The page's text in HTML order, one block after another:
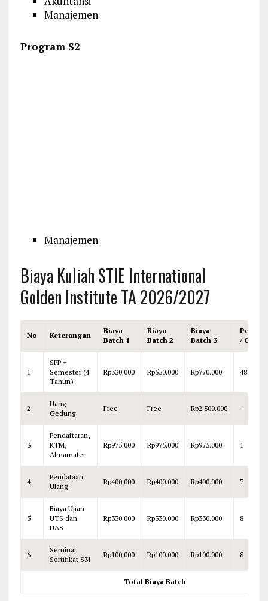
Manajemen
Program S2
Manajemen
Biaya Kuliah STIE International
Golden Institute TA 2026/2027
No Keterangan
Biaya
Batch 1
Biaya
Batch 2
Biaya
Batch 3
/ Cicilan
1
SPP +
Semester (4
Tahun)
Rp330.000 Rp550.000 Rp770.000 48
2
Uang
Gedung
Free Free Rp2.500.000 –
3
Pendaftaran,
KTM,
Almamater
Rp975.000 Rp975.000 Rp975.000 1
4
Pendataan
Ulang
Rp400.000 Rp400.000 Rp400.000 7
5
Biaya Ujian
UTS dan
UAS
Rp330.000 Rp330.000 Rp330.000 8
6
Seminar
Sertifikat S3I
Rp100.000 Rp100.000 Rp100.000 8
Total Biaya Batch